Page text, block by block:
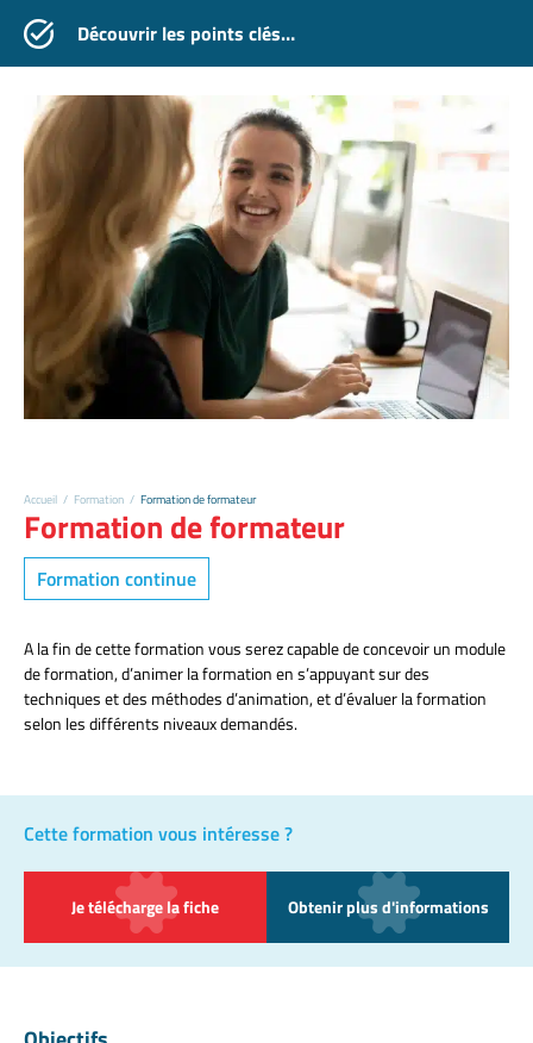
Découvrir les points clés…
Accueil / Formation / Formation de formateur
Formation de formateur
Formation continue
A la fin de cette formation vous serez capable de concevoir un module
de formation, d’animer la formation en s’appuyant sur des
techniques et des méthodes d’animation, et d’évaluer la formation
selon les différents niveaux demandés.
Cette formation vous intéresse ?
Je télécharge la fiche Obtenir plus d'informations